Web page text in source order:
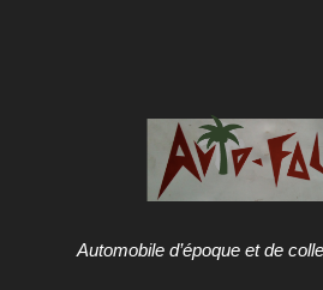
Automobile d’époque et de